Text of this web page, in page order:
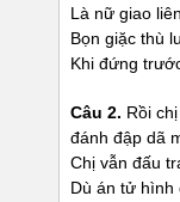
Là nữ giao
Bọn giặc thù
Khi đứng
Câu 2. Rồi
đánh đập dã
Chị vẫn đấu
Dù án tử hình